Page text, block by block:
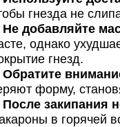
гнезда не
Не добавляйте
однако
гнезд.
Обратите
форму,
После закипания
в горячей